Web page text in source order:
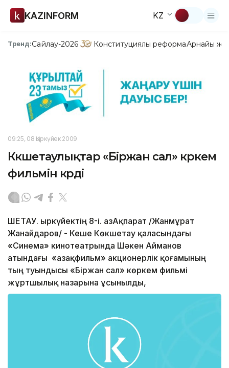
KAZINFORM KZ
Тренд:Сайлау-2026 Конституциялық реформаАрнайы
09:25, 08 Қыркүйек 2009
Көкшетаулықтар «Біржан сал» көркем
фильмін көрді
ШЕТАУ. Қыркүйектің 8-і. ҚазАқпарат /Жанмұрат
Жанайдаров/ - Кеше Көкшетау қаласындағы
«Синема» кинотеатрында Шәкен Айманов
атындағы «Қазақфильм» акционерлік қоғамының
тың туындысы «Біржан сал» көркем фильмі
жұртшылық назарына ұсынылды,